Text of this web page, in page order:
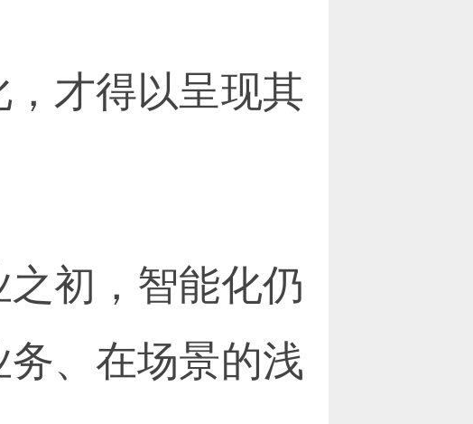
才得以呈现其
初，智能化仍
、在场景的浅